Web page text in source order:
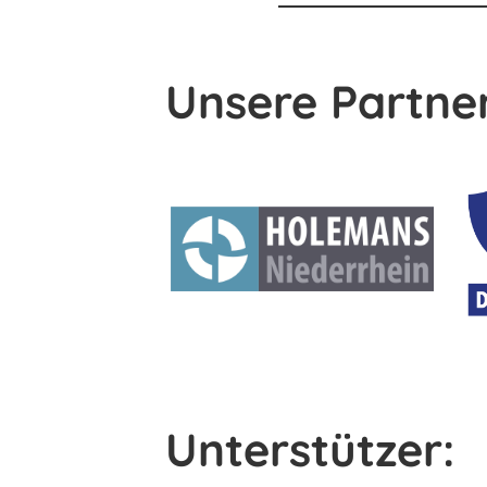
Unsere
Unterstützer: